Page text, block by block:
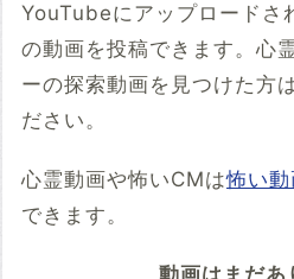
YouTubeにアップロードさ
の動画を投稿できます。心
ーの探索動画を見つけた方
ださい。
心霊動画や怖いCMは怖い
できます。